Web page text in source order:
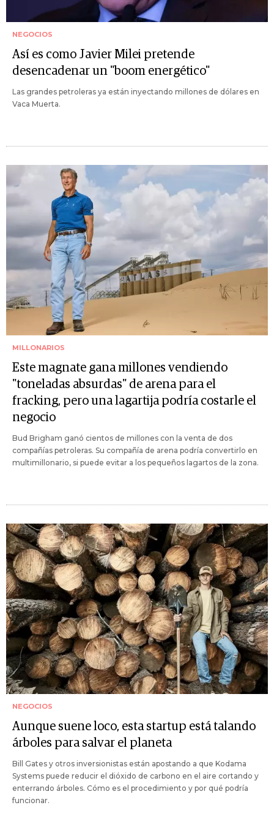
NEGOCIOS
Así es como Javier Milei pretende
desencadenar un "boom energético"
Las grandes petroleras ya están inyectando millones de dólares en
Vaca Muerta.
MILLONARIOS
Este magnate gana millones vendiendo
"toneladas absurdas" de arena para el
fracking, pero una lagartija podría costarle el
negocio
Bud Brigham ganó cientos de millones con la venta de dos
compañías petroleras. Su compañía de arena podría convertirlo en
multimillonario, si puede evitar a los pequeños lagartos de la zona.
NEGOCIOS
Aunque suene loco, esta startup está talando
árboles para salvar el planeta
Bill Gates y otros inversionistas están apostando a que Kodama
Systems puede reducir el dióxido de carbono en el aire cortando y
enterrando árboles. Cómo es el procedimiento y por qué podría
funcionar.